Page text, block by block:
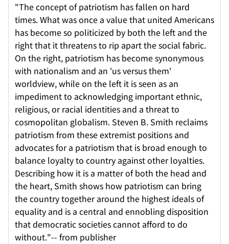
"The concept of patriotism has fallen on hard
times. What was once a value that united Americans
has become so politicized by both the left and the
right that it threatens to rip apart the social fabric.
On the right, patriotism has become synonymous
with nationalism and an 'us versus them'
worldview, while on the left it is seen as an
impediment to acknowledging important ethnic,
religious, or racial identities and a threat to
cosmopolitan globalism. Steven B. Smith reclaims
patriotism from these extremist positions and
advocates for a patriotism that is broad enough to
balance loyalty to country against other loyalties.
Describing how it is a matter of both the head and
the heart, Smith shows how patriotism can bring
the country together around the highest ideals of
equality and is a central and ennobling disposition
that democratic societies cannot afford to do
without."-- from publisher